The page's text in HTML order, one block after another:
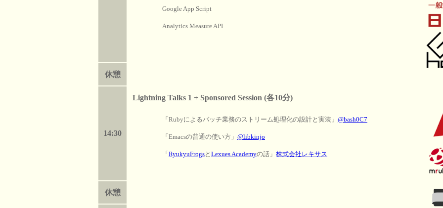
Google App Script
Analytics Measure API
休憩
14:30
Lightning Talks 1 + Sponsored Session (各10分)
「Rubyによるバッチ業務のストリーム処理化の設計と実装」 @bash0C7
「Emacsの普通の使い方」 @libkinjo
「 RyukyuFrogsと Lexues Academyの話」 株式会社レキサス
休憩